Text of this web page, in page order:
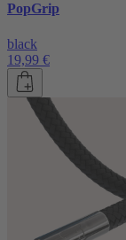
PopGrip
black
19,99 €